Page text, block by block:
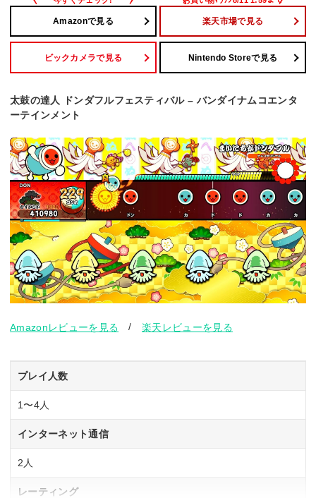
Amazonで見る 楽天市場で見る
ビックカメラで見る Nintendo Storeで見る
太鼓の達人 ドンダフルフェスティバル – バンダイナムコエンタ
ーテインメント
Amazonレビューを見る /楽天レビューを見る
プレイ人数
1〜4人
インターネット通信
2人
レーティング